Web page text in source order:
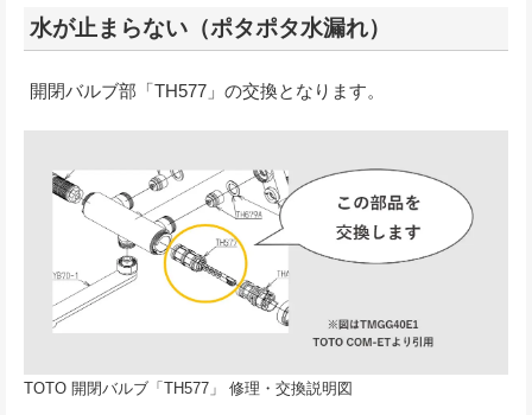
水が止まらない（ポタポタ水漏れ）
開閉バルブ部「TH577」の交換となります。
TOTO 開閉バルブ「TH577」 修理・交換説明図